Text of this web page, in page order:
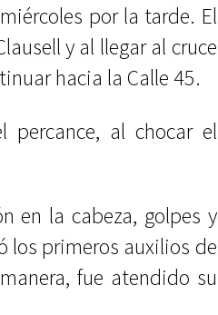
por la tarde. El
y al llegar al cruce
hacia la Calle 45.
percance, al chocar el
en la cabeza, golpes y
los primeros auxilios de
fue atendido su